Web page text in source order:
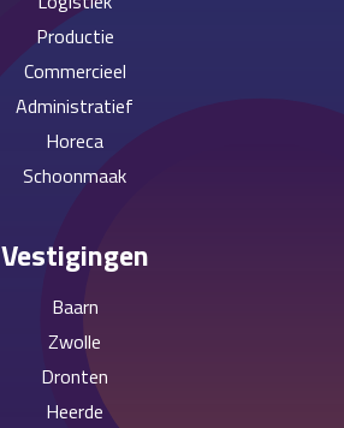
Productie
Commercieel
Administratief
Horeca
Schoonmaak
Vestigingen
Baarn
Zwolle
Dronten
Heerde